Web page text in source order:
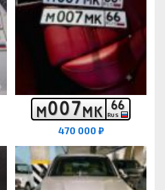
М007МК 66
RUS
470 000 ₽